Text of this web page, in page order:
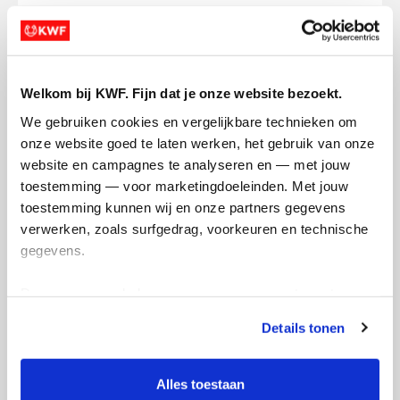
Welkom bij KWF. Fijn dat je onze website bezoekt.
We gebruiken cookies en vergelijkbare technieken om
onze website goed te laten werken, het gebruik van onze
website en campagnes te analyseren en — met jouw
toestemming — voor marketingdoeleinden. Met jouw
toestemming kunnen wij en onze partners gegevens
verwerken, zoals surfgedrag, voorkeuren en technische
gegevens.
tonen. Je kunt je toestemming op elk moment wijzigen of
intrekken via Cookie instellingen onderaan de pagina. De
lijst met cookies is te vinden in het tabblad “details”.
Details tonen
Alles toestaan